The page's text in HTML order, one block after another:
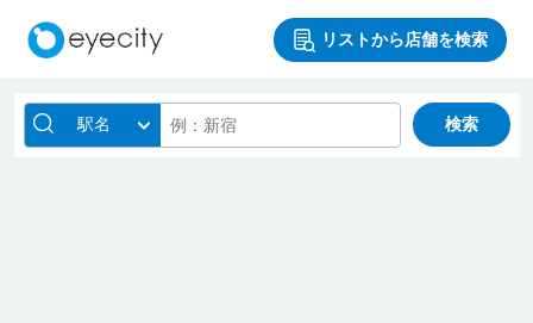
リストから店舗を検索
駅名 検索